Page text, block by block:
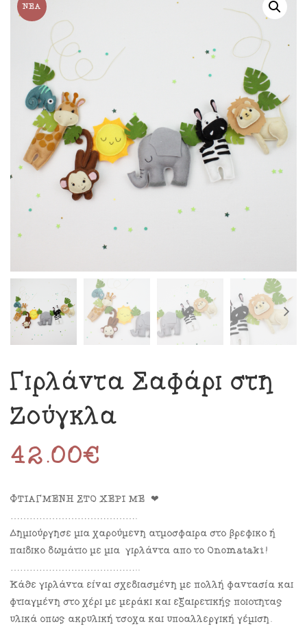
ΝΈΑ
Γιρλάντα Σαφάρι στη
Ζούγκλα
42.00€
ΦΤΙΑΓΜΕΝΗ ΣΤΟ ΧΕΡΙ ΜΕ ❤
………………………………….
Δημιούργησε μια χαρούμενη ατμόσφαιρα στο βρεφικό ή
παιδικό δωμάτιο με μια γιρλάντα από το Onomataki!
…………………………………..
Κάθε γιρλάντα είναι σχεδιασμένη με πολλή φαντασία και
φτιαγμένη στο χέρι με μεράκι και εξαιρετικής ποιότητας
υλικά όπως ακρυλική τσόχα και υποαλλεργική γέμιση.